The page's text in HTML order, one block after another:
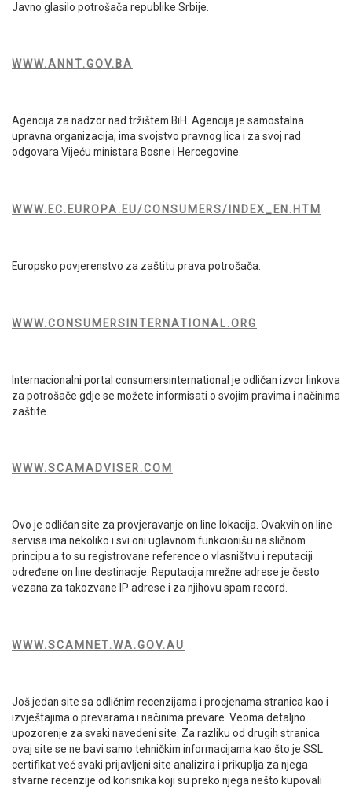
Javno glasilo potrošača republike Srbije.
WWW.ANNT.GOV.BA
Agencija za nadzor nad tržištem BiH. Agencija je samostalna
upravna organizacija, ima svojstvo pravnog lica i za svoj rad
odgovara Vijeću ministara Bosne i Hercegovine.
WWW.EC.EUROPA.EU/CONSUMERS/INDEX_EN.HTM
Europsko povjerenstvo za zaštitu prava potrošača.
WWW.CONSUMERSINTERNATIONAL.ORG
Internacionalni portal consumersinternational je odličan izvor linkova
za potrošače gdje se možete informisati o svojim pravima i načinima
zaštite.
WWW.SCAMADVISER.COM
Ovo je odličan site za provjeravanje on line lokacija. Ovakvih on line
servisa ima nekoliko i svi oni uglavnom funkcionišu na sličnom
principu a to su registrovane reference o vlasništvu i reputaciji
određene on line destinacije. Reputacija mrežne adrese je često
vezana za takozvane IP adrese i za njihovu spam record.
WWW.SCAMNET.WA.GOV.AU
Još jedan site sa odličnim recenzijama i procjenama stranica kao i
izvještajima o prevarama i načinima prevare. Veoma detaljno
upozorenje za svaki navedeni site. Za razliku od drugih stranica
ovaj site se ne bavi samo tehničkim informacijama kao što je SSL
certifikat već svaki prijavljeni site analizira i prikuplja za njega
stvarne recenzije od korisnika koji su preko njega nešto kupovali